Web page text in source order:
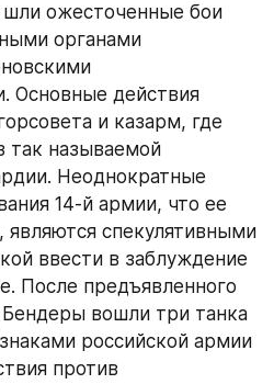
шли ожесточенные бои
органами
Основные действия
и казарм, где
так называемой
Неоднократные
14-й армии, что ее
являются спекулятивными
ввести в заблуждение
После предъявленного
вошли три танка
российской армии
против